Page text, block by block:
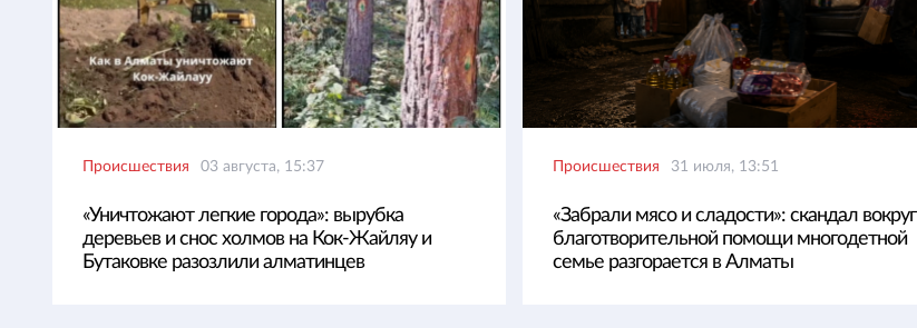
Происшествия 03 августа, 15:37
«Уничтожают легкие города»: вырубка
деревьев и снос холмов на Кок-Жайляу и
Бутаковке разозлили алматинцев
Происшествия 31 июля, 13:51
«Забрали мясо и сладости»: скандал вокруг
благотворительной помощи многодетной
семье разгорается в Алматы